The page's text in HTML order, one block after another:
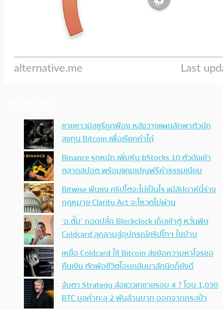
ชายชาวมิสซูรีถูกฟ้อง หลังวางแผนลักพาตัวนัก
ลงทุน Bitcoin เพื่อเรียกค่าไถ่
Binance รุกหนัก เพิ่มหุ้น bStocks 10 ตัวดังเข้า
ตลาดสปอต พร้อมแคมเปญฟรีค่าธรรมเนียม
Bitwise ฟันธง คริปโตจะไม่เป็นไร แม้สัปดาห์นี้ร่าง
กฎหมาย Clarity Act จะโหวตไม่ผ่าน
‘อ.ตั๊ม’ ถอดปลั้ก Blockclock เก็บเข้าตู้ หวั่นพิษ
Coldcard ลุกลามสู่อุปกรณ์คริปโทฯ ในบ้าน
เหยื่อ Coldcard ใช้ Bitcoin ส่งข้อความหาโจรขอ
คืนเงิน ตัดพ้อชีวิตโอนกลับมาสักนิดก็ยังดี
จับตา Strategy ส่อแววเทขายรอบ 4 ? โอน 1,030
BTC มูลค่าทะลุ 2 พันล้านบาท ออกจากกระเป๋า